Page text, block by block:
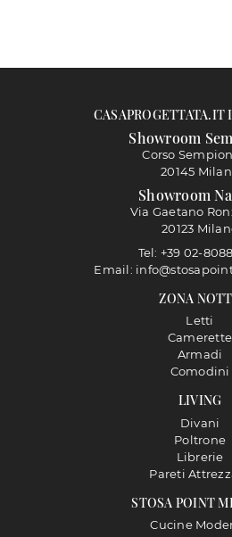
STOSA POINT
Cucine
LIVING
Divani
Poltrone
Librerie
Pareti
ZONA
Letti
Camerette
Armadi
Comodini
CASAPROGETTATA.IT
Showroom
Corso
20145
Showroom
Via Gaetano
20123
Tel: +39 02-
Email: